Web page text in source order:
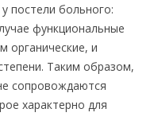
постели больного:
функциональные
органические, и
Таким образом,
сопровождаются
характерно для